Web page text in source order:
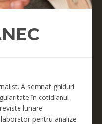
A semnat ghiduri
în cotidianul
lunare
pentru analize